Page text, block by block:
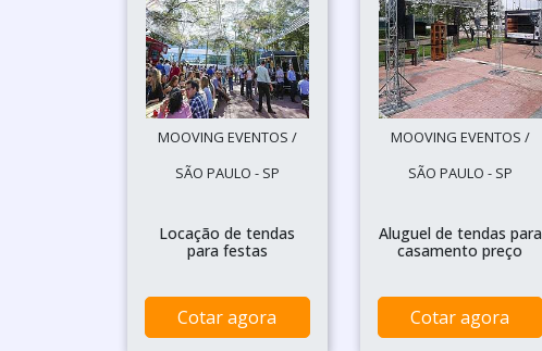
MOOVING EVENTOS /
SÃO PAULO - SP
Locação de tendas
para festas
Cotar agora
MOOVING EVENTOS /
SÃO PAULO - SP
Aluguel de tendas para
casamento preço
Cotar agora